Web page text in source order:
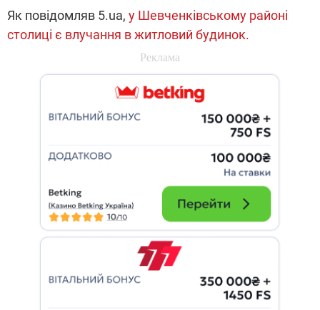
Як повідомляв 5.ua, у Шевченківському районі
столиці є влучання в житловий будинок.